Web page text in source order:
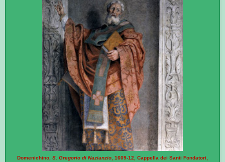
Domenichino, S. Gregorio di Nazianzio , 1609-12, Cappella dei Santi Fondatori,